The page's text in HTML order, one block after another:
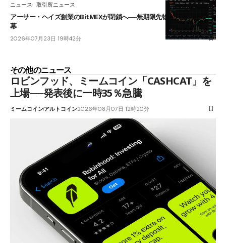
ニュース 取引所ニュース
アーサー・ヘイズ創業のBitMEXが閉鎖へ──無期限先物を生んだ11年に
幕
2026年07月23日 19時42分
その他のニュース
ロビンフッド、ミームコイン「CASHCAT」を
上場──発表後に一時35％急騰
ミームコインアルトコイン2026年08月07日 12時20分